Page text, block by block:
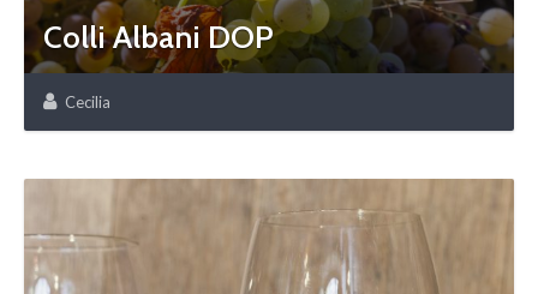
Colli Albani DOP
Cecilia